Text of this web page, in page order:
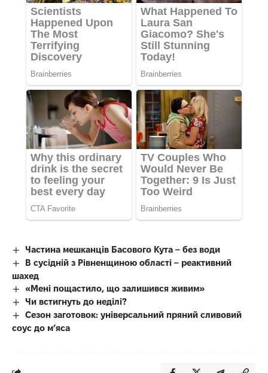
Частина мешканців Басового Кута – без води
В сусідній з Рівненщиною області – реактивний
шахед
«Мені пощастило, що залишився живим»
Чи встигнуть до неділі?
Сезон заготовок: універсальний пряний сливовий
соус до мʼяса